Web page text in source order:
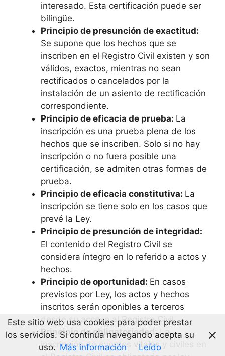
interesado. Esta certificación puede ser
bilingüe.
Principio de presunción de exactitud:
Se supone que los hechos que se
inscriben en el Registro Civil existen y son
válidos, exactos, mientras no sean
rectificados o cancelados por la
instalación de un asiento de rectificación
correspondiente.
Principio de eficacia de prueba: La
inscripción es una prueba plena de los
hechos que se inscriben. Solo si no hay
inscripción o no fuera posible una
certificación, se admiten otras formas de
prueba.
Principio de eficacia constitutiva: La
inscripción se tiene solo en los casos que
prevé la Ley.
Principio de presunción de integridad:
El contenido del Registro Civil se
considera íntegro en lo referido a actos y
hechos.
Principio de oportunidad: En casos
previstos por Ley, los actos y hechos
inscritos serán oponibles a terceros
desde su acceso al Registro Civil.
Principio de obligatoriedad : La
inscripción de eventos vitales y civiles en
Este sitio web usa cookies para poder prestar
los servicios. Si continúa navegando acepta su
uso. Más información Leído